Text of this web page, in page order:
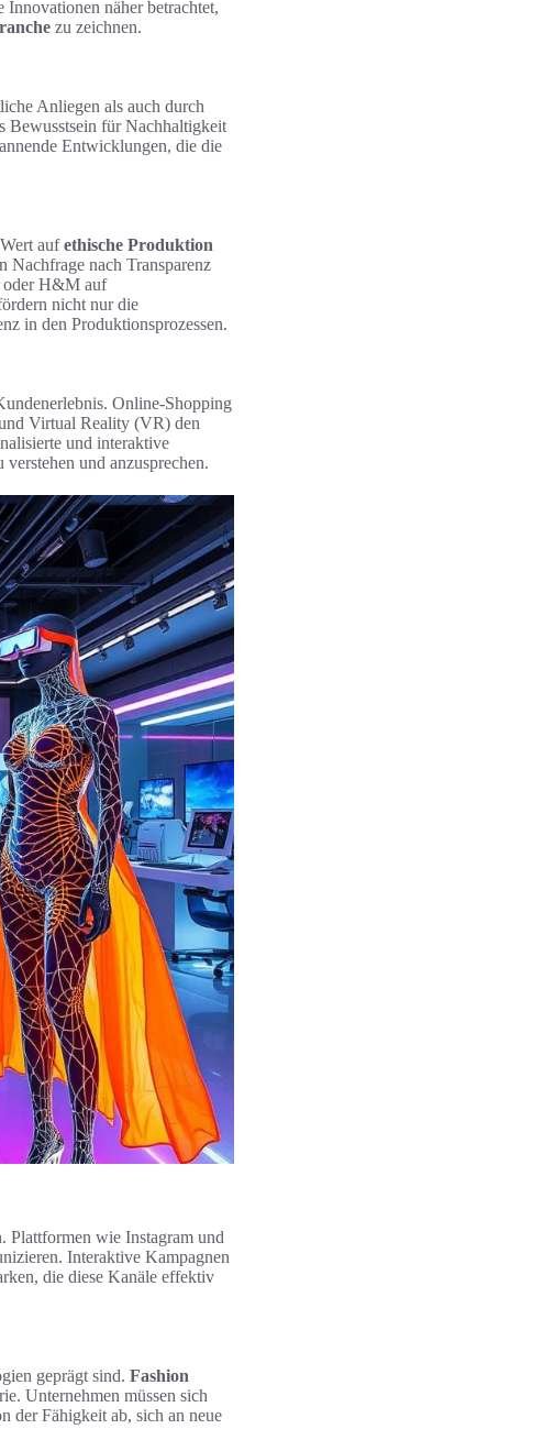
näher betrachtet,
zu zeichnen.
Anliegen als auch durch
Bewusstsein für Nachhaltigkeit
Entwicklungen, die die
aufethische Produktion
Nachfrage nach Transparenz
oder H&M auf
nicht nur die
in den Produktionsprozessen.
Online-Shopping
Virtual Reality (VR) den
und interaktive
und anzusprechen.
Plattformen wie Instagram und
Interaktive Kampagnen
die diese Kanäle effektiv
geprägt sind. Fashion
Unternehmen müssen sich
der Fähigkeit ab, sich an neue